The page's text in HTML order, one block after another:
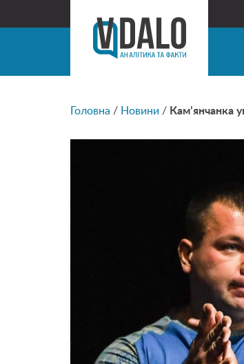
Головна / Новини / Кам’янчанка